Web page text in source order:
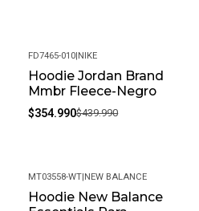
-19%
FD7465-010|NIKE
Hoodie Jordan Brand
Mmbr Fleece-Negro
$354.990$439.990
-41%
MT03558-WT|NEW BALANCE
Hoodie New Balance